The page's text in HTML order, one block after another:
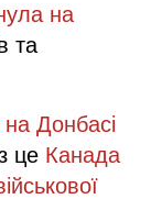
на
та
Донбасі
це Канада